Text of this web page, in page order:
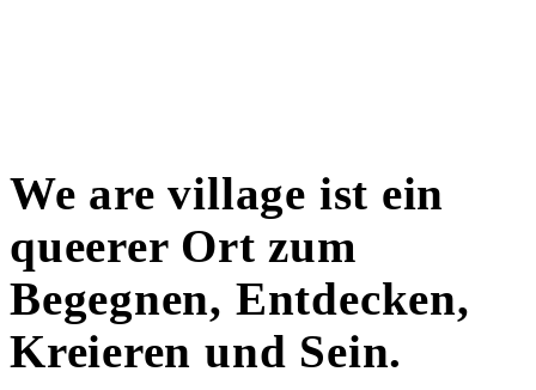
We are village ist ein
queerer Ort zum
Begegnen, Entdecken,
Kreieren und Sein.